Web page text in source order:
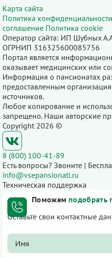
Карта сайта
Политика конфиденциальности
соглашение Политика cookie
Оператор сайта: ИП Шубных
ОГРНИП 316325600085756
Портал является
оказывает медицинских или
Информация о пансионатах
предоставленным
источников.
Любое копирование и
запрещено. Наши авторские
Copyright 2026 ©
8 (800) 100-41-89
Есть вопросы? Звоните |
info@vsepansionati.ru
Техническая поддержка
Поможем подобрать
Оставьте свои контактные